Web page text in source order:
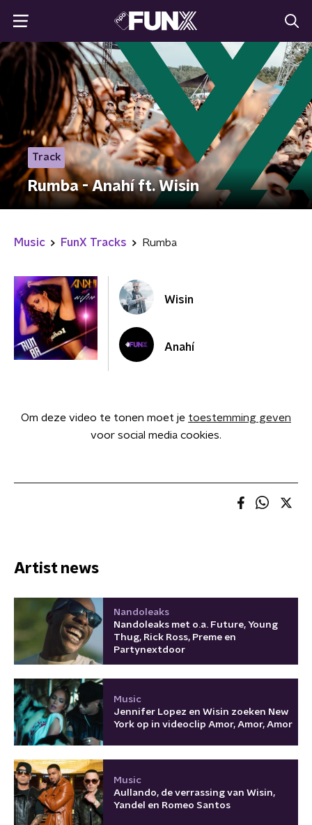
Track
Rumba - Anahí ft. Wisin
Music FunX Tracks Rumba
Wisin
Anahí
Om deze video te tonen moet je toestemming geven
voor social media cookies.
Artist news
Nandoleaks
Nandoleaks met o.a. Future, Young
Thug, Rick Ross, Preme en
Partynextdoor
Music
Jennifer Lopez en Wisin zoeken New
York op in videoclip Amor, Amor, Amor
Music
Aullando, de verrassing van Wisin,
Yandel en Romeo Santos